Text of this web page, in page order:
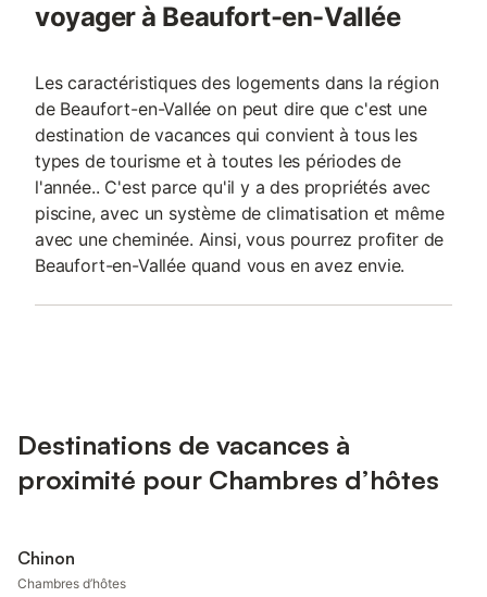
voyager à Beaufort-en-Vallée
Les caractéristiques des logements dans la région
de Beaufort-en-Vallée on peut dire que c'est une
destination de vacances qui convient à tous les
types de tourisme et à toutes les périodes de
l'année.. C'est parce qu'il y a des propriétés avec
piscine, avec un système de climatisation et même
avec une cheminée. Ainsi, vous pourrez profiter de
Beaufort-en-Vallée quand vous en avez envie.
Destinations de vacances à
proximité pour Chambres d’hôtes
Chinon
Chambres d’hôtes